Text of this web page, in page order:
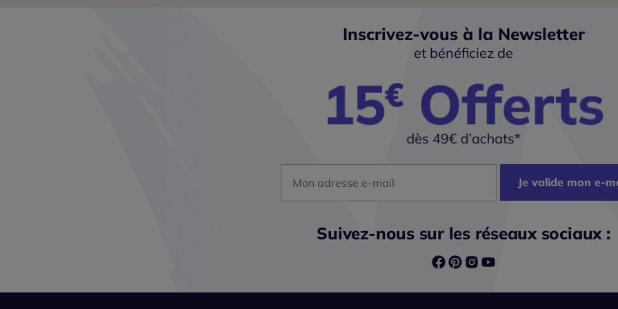
Inscrivez-vous à la Newsletter
et bénéficiez de
Je valide mon e-
Suivez-nous sur les réseaux sociaux :